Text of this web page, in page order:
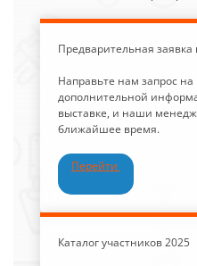
Предварительная заявка
Направьте нам запрос на
дополнительной
выставке, и наши
ближайшее время.
Перейти
Каталог участников 2025